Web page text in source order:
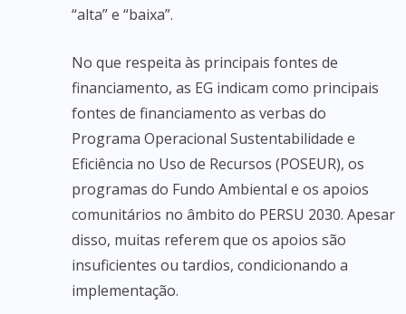
“alta” e “baixa”.
No que respeita às principais fontes de
financiamento, as EG indicam como principais
fontes de financiamento as verbas do
Programa Operacional Sustentabilidade e
Eficiência no Uso de Recursos (POSEUR), os
programas do Fundo Ambiental e os apoios
comunitários no âmbito do PERSU 2030. Apesar
disso, muitas referem que os apoios são
insuficientes ou tardios, condicionando a
implementação.